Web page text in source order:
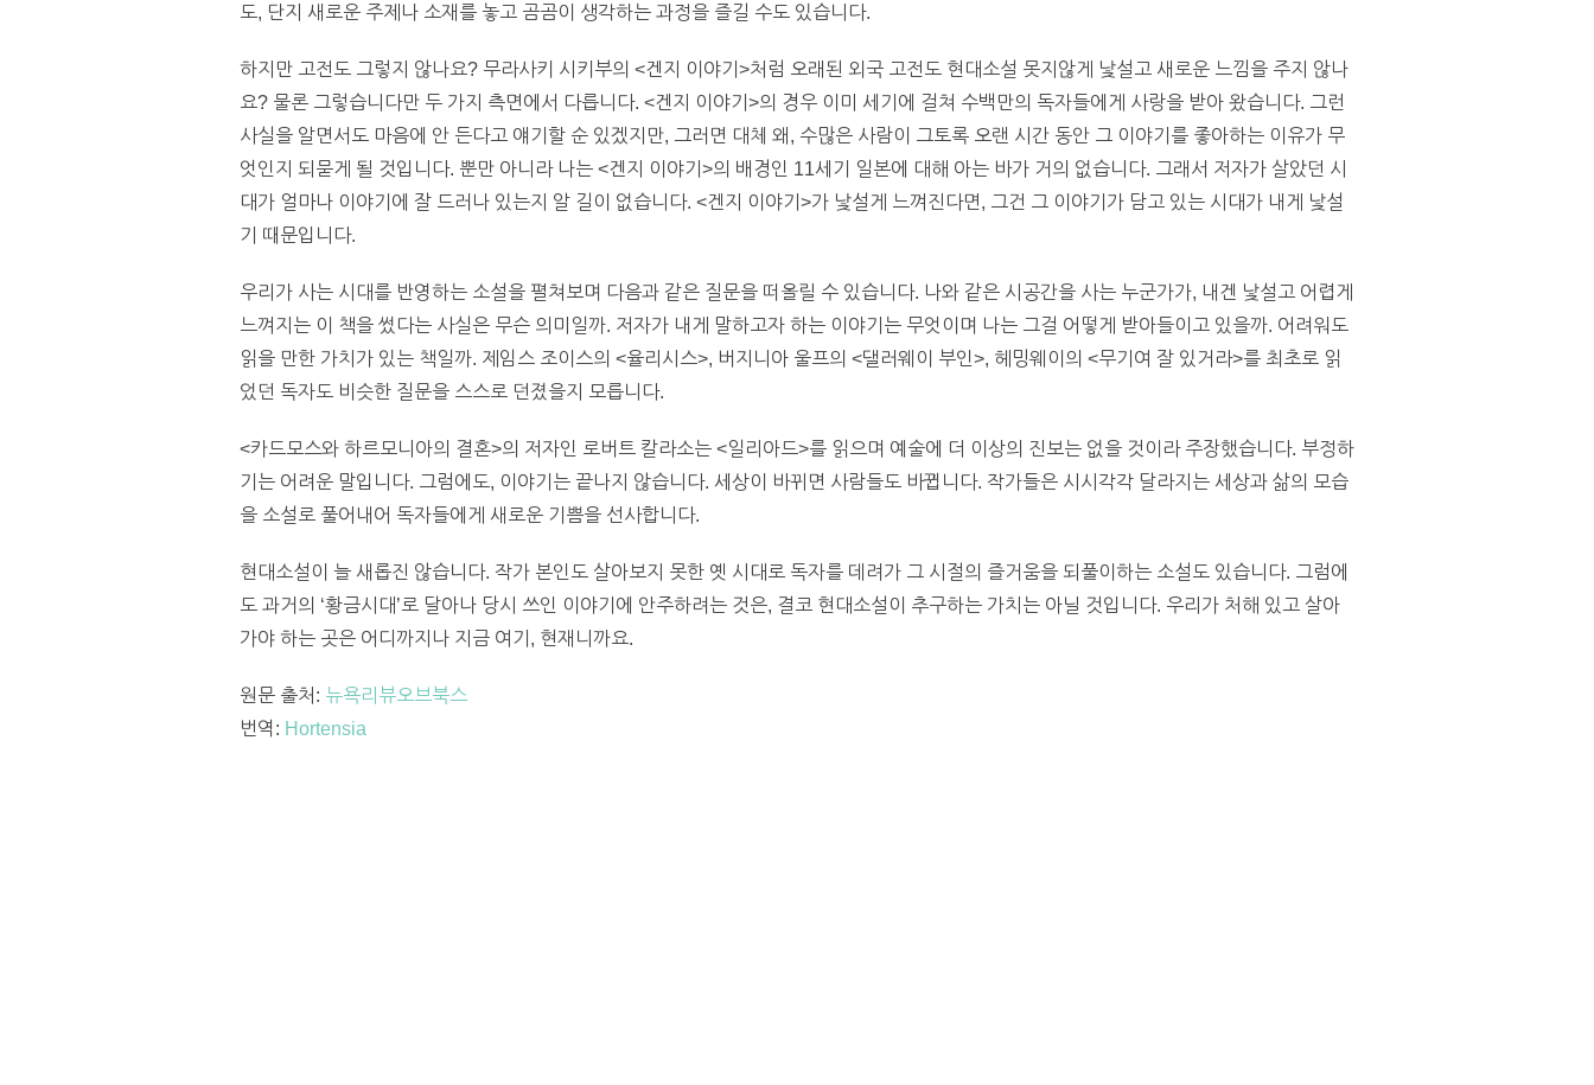
도, 단지 새로운 주제나 소재를 놓고 곰곰이 생각하는 과정을 즐길 수도 있습니다.
하지만 고전도 그렇지 않나요? 무라사키 시키부의 <겐지 이야기>처럼 오래된 외국 고전도 현대소설 못지않게 낯설고 새로운 느낌을 주지 않나
요? 물론 그렇습니다만 두 가지 측면에서 다릅니다. <겐지 이야기>의 경우 이미 세기에 걸쳐 수백만의 독자들에게 사랑을 받아 왔습니다. 그런
사실을 알면서도 마음에 안 든다고 얘기할 순 있겠지만, 그러면 대체 왜, 수많은 사람이 그토록 오랜 시간 동안 그 이야기를 좋아하는 이유가 무
엇인지 되묻게 될 것입니다. 뿐만 아니라 나는 <겐지 이야기>의 배경인 11세기 일본에 대해 아는 바가 거의 없습니다. 그래서 저자가 살았던 시
대가 얼마나 이야기에 잘 드러나 있는지 알 길이 없습니다. <겐지 이야기>가 낯설게 느껴진다면, 그건 그 이야기가 담고 있는 시대가 내게 낯설
기 때문입니다.
우리가 사는 시대를 반영하는 소설을 펼쳐보며 다음과 같은 질문을 떠올릴 수 있습니다. 나와 같은 시공간을 사는 누군가가, 내겐 낯설고 어렵게
느껴지는 이 책을 썼다는 사실은 무슨 의미일까. 저자가 내게 말하고자 하는 이야기는 무엇이며 나는 그걸 어떻게 받아들이고 있을까. 어려워도
읽을 만한 가치가 있는 책일까. 제임스 조이스의 <율리시스>, 버지니아 울프의 <댈러웨이 부인>, 헤밍웨이의 <무기여 잘 있거라>를 최초로 읽
었던 독자도 비슷한 질문을 스스로 던졌을지 모릅니다.
<카드모스와 하르모니아의 결혼>의 저자인 로버트 칼라소는 <일리아드>를 읽으며 예술에 더 이상의 진보는 없을 것이라 주장했습니다. 부정하
기는 어려운 말입니다. 그럼에도, 이야기는 끝나지 않습니다. 세상이 바뀌면 사람들도 바뀝니다. 작가들은 시시각각 달라지는 세상과 삶의 모습
을 소설로 풀어내어 독자들에게 새로운 기쁨을 선사합니다.
현대소설이 늘 새롭진 않습니다. 작가 본인도 살아보지 못한 옛 시대로 독자를 데려가 그 시절의 즐거움을 되풀이하는 소설도 있습니다. 그럼에
도 과거의 ‘황금시대’로 달아나 당시 쓰인 이야기에 안주하려는 것은, 결코 현대소설이 추구하는 가치는 아닐 것입니다. 우리가 처해 있고 살아
가야 하는 곳은 어디까지나 지금 여기, 현재니까요.
원문 출처: 뉴욕리뷰오브북스
번역: Hortensia